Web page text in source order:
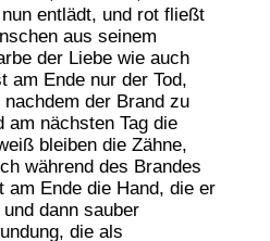
entlädt, und rot fließt
aus seinem
der Liebe wie auch
am Ende nur der Tod,
der Brand zu
am nächsten Tag die
bleiben die Zähne,
während des Brandes
Ende die Hand, die er
dann sauber
die als